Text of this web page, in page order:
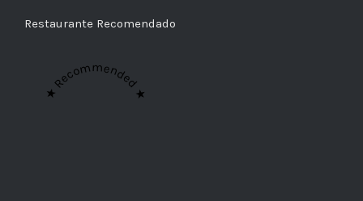
Restaurante Recomendado
★ Recommended ★